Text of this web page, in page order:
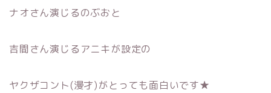
ナオさん演じるのぶおと
吉間さん演じるアニキが設定の
ヤクザコント(漫才)がとっても面白いです★